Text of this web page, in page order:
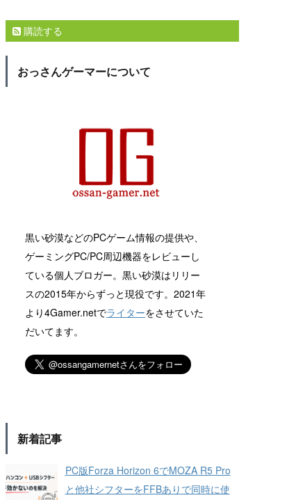
購読する
おっさんゲーマーについて
黒い砂漠などのPCゲーム情報の提供や、
ゲーミングPC/PC周辺機器をレビューし
ている個人ブロガー。黒い砂漠はリリー
スの2015年からずっと現役です。2021年
より4Gamer.netでライターをさせていた
だいてます。
新着記事
PC版Forza Horizon 6でMOZA R5 Pro
と他社シフターをFFBありで同時に使